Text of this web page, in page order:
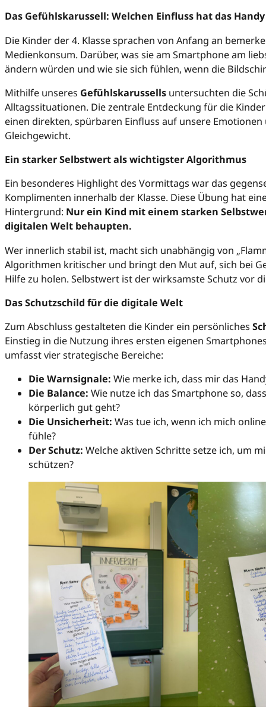
Das Gefühlskarussell: Welchen Einfluss hat das
Die Kinder der 4. Klasse sprachen von Anfang an
Medienkonsum. Darüber, was sie am Smartphone am
ändern würden und wie sie sich fühlen, wenn die
Mithilfe unseres Gefühlskarussells untersuchten die
Alltagssituationen. Die zentrale Entdeckung für die
einen direkten, spürbaren Einfluss auf unsere
Gleichgewicht.
Ein starker Selbstwert als wichtigster Algorithmus
Ein besonderes Highlight des Vormittags war das
Komplimenten innerhalb der Klasse. Diese Übung hat
Hintergrund: Nur ein Kind mit einem starken
digitalen Welt behaupten.
Wer innerlich stabil ist, macht sich unabhängig von
Algorithmen kritischer und bringt den Mut auf, sich bei
Hilfe zu holen. Selbstwert ist der wirksamste Schutz vor
Das Schutzschild für die digitale Welt
Zum Abschluss gestalteten die Kinder ein persönliches
Einstieg in die Nutzung ihres ersten eigenen
umfasst vier strategische Bereiche:
Die Warnsignale: Wie merke ich, dass mir das
Die Balance: Wie nutze ich das Smartphone so,
körperlich gut geht?
Die Unsicherheit: Was tue ich, wenn ich mich
fühle?
Der Schutz: Welche aktiven Schritte setze ich, um
schützen?